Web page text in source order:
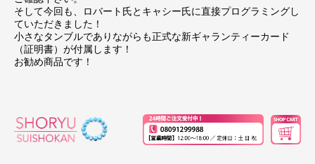
そして今回も、ロバート氏とキャシー氏に直接プログラミングし
ていただきました！
小さなタンブルでありながらも正式な新ギャランティーカード
（証明書）が付属します！
お勧め商品です！